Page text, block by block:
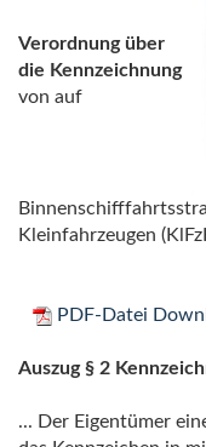
Verordnung über
die Kennzeichnung
von auf
Kleinfahrzeugen
PDF-Datei
Auszug § 2
... Der Eigentümer